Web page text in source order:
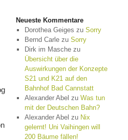
Neueste Kommentare
Dorothea Geiges zu Sorry
Bernd Carlezu Sorry
Dirk im Maschezu
Übersicht über die
Auswirkungen der Konzepte
S21 und K21 auf den
Bahnhof Bad Cannstatt
Alexander Abel zu Was tun
mit der Deutschen Bahn?
Alexander Abel zu Nix
gelernt! Uni Vaihingen will
200 Bäume fällen!